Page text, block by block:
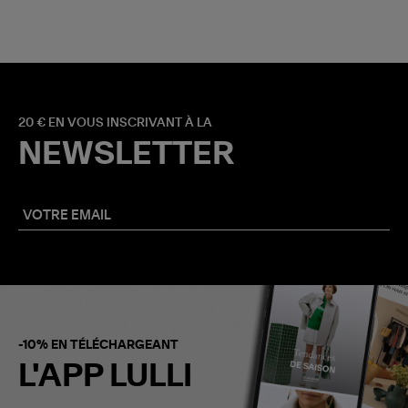
20 € EN VOUS INSCRIVANT À LA
NEWSLETTER
-10% EN TÉLÉCHARGEANT
L'APP LULLI